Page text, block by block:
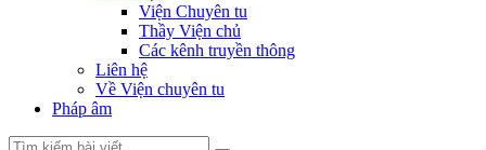
Viện Chuyên tu
Thầy Viện chủ
Các kênh truyền thông
Liên hệ
Về Viện chuyên tu
Pháp âm